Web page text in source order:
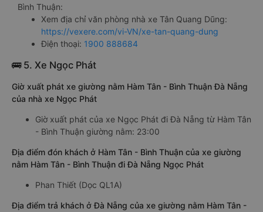
Bình Thuận:
Xem địa chỉ văn phòng nhà xe Tân Quang Dũng:
https://vexere.com/vi-VN/xe-tan-quang-dung
Điện thoại: 1900 888684
🚌 5. Xe Ngọc Phát
Giờ xuất phát xe giường nằm Hàm Tân - Bình Thuận Đà Nẵng
của nhà xe Ngọc Phát
Giờ xuất phát của xe Ngọc Phát đi Đà Nẵng từ Hàm Tân
- Bình Thuận giường nằm: 23:00
Địa điểm đón khách ở Hàm Tân - Bình Thuận của xe giường
nằm Hàm Tân - Bình Thuận đi Đà Nẵng Ngọc Phát
Phan Thiết (Dọc QL1A)
Địa điểm trả khách ở Đà Nẵng của xe giường nằm Hàm Tân -